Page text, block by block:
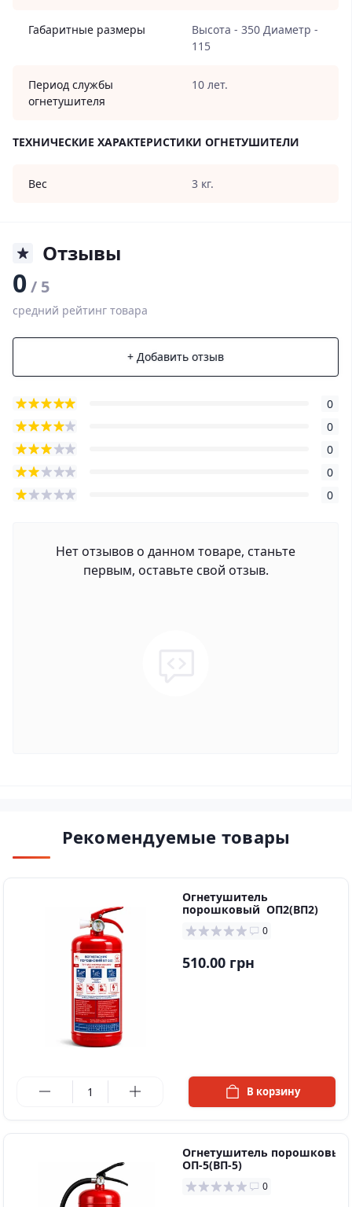
Габаритные размеры
Высота - 350 Диаметр -
115
Период службы
огнетушителя
10 лет.
ТЕХНИЧЕСКИЕ ХАРАКТЕРИСТИКИ ОГНЕТУШИТЕЛИ
Вес 3 кг.
Отзывы
0/ 5
средний рейтинг товара
+ Добавить отзыв
0
0
0
0
0
Нет отзывов о данном товаре, станьте
первым, оставьте свой отзыв.
Рекомендуемые товары
Огнетушитель
порошковый ОП2(ВП2)
0
510.00 грн
В корзину
Огнетушитель порошковый
ОП-5(ВП-5)
0